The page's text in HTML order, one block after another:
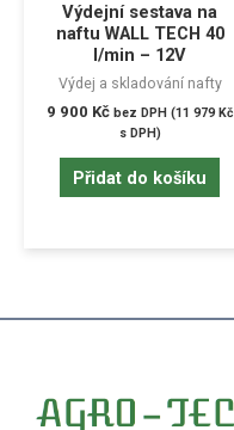
Výdejní sestava na
naftu WALL TECH 40
l/min – 12V
Výdej a skladování nafty
9 900 Kč bez DPH (11 979Kč
s DPH)
Přidat do košíku